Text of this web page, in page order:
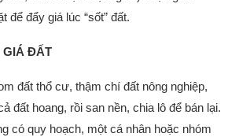
để đẩy giá lúc “sốt” đất.
GIÁ ĐẤT
đất thổ cư, thậm chí đất nông nghiệp,
đất hoang, rồi san nền, chia lô để bán lại.
có quy hoạch, một cá nhân hoặc nhóm